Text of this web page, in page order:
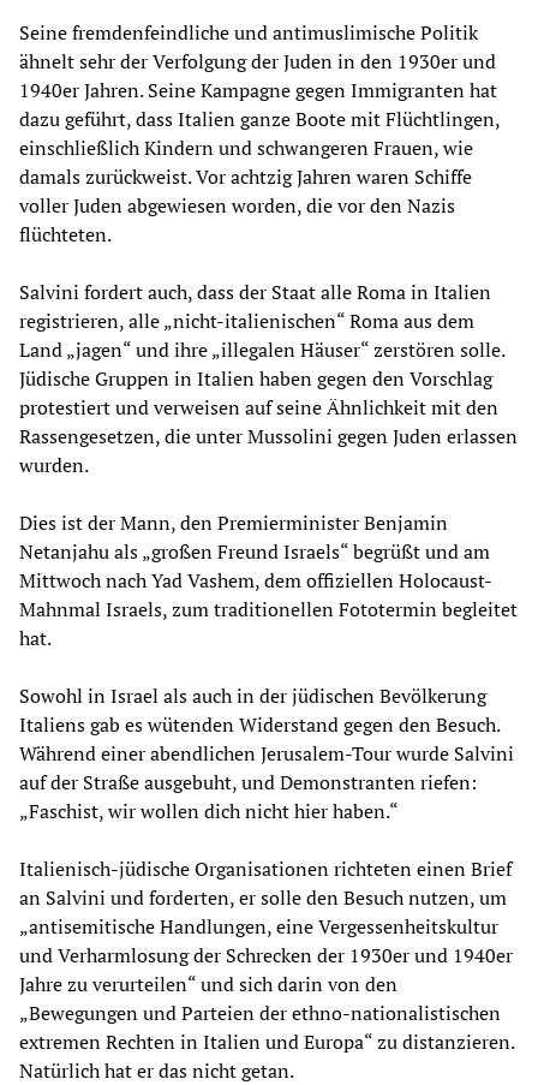
Seine fremdenfeindliche und antimuslimische Politik
ähnelt sehr der Verfolgung der Juden in den 1930er und
1940er Jahren. Seine Kampagne gegen Immigranten hat
dazu geführt, dass Italien ganze Boote mit Flüchtlingen,
einschließlich Kindern und schwangeren Frauen, wie
damals zurückweist. Vor achtzig Jahren waren Schiffe
voller Juden abgewiesen worden, die vor den Nazis
flüchteten.
Salvini fordert auch, dass der Staat alle Roma in Italien
registrieren, alle „nicht-italienischen“ Roma aus dem
Land „jagen“ und ihre „illegalen Häuser“ zerstören solle.
Jüdische Gruppen in Italien haben gegen den Vorschlag
protestiert und verweisen auf seine Ähnlichkeit mit den
Rassengesetzen, die unter Mussolini gegen Juden erlassen
wurden.
Dies ist der Mann, den Premierminister Benjamin
Netanjahu als „großen Freund Israels“ begrüßt und am
Mittwoch nach Yad Vashem, dem offiziellen Holocaust-
Mahnmal Israels, zum traditionellen Fototermin begleitet
hat.
Sowohl in Israel als auch in der jüdischen Bevölkerung
Italiens gab es wütenden Widerstand gegen den Besuch.
Während einer abendlichen Jerusalem-Tour wurde Salvini
auf der Straße ausgebuht, und Demonstranten riefen:
„Faschist, wir wollen dich nicht hier haben.“
Italienisch-jüdische Organisationen richteten einen Brief
an Salvini und forderten, er solle den Besuch nutzen, um
„antisemitische Handlungen, eine Vergessenheitskultur
und Verharmlosung der Schrecken der 1930er und 1940er
Jahre zu verurteilen“ und sich darin von den
„Bewegungen und Parteien der ethno-nationalistischen
extremen Rechten in Italien und Europa“ zu distanzieren.
Natürlich hat er das nicht getan.